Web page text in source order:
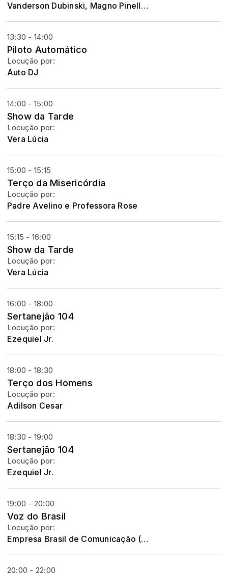
Vanderson Dubinski, Magno Pinelli e Adriele de Oliveira
13:30 - 14:00
Piloto Automático
Locução por:
Auto DJ
14:00 - 15:00
Show da Tarde
Locução por:
Vera Lúcia
15:00 - 15:15
Terço da Misericórdia
Locução por:
Padre Avelino e Professora Rose
15:15 - 16:00
Show da Tarde
Locução por:
Vera Lúcia
16:00 - 18:00
Sertanejão 104
Locução por:
Ezequiel Jr.
18:00 - 18:30
Terço dos Homens
Locução por:
Adilson Cesar
18:30 - 19:00
Sertanejão 104
Locução por:
Ezequiel Jr.
19:00 - 20:00
Voz do Brasil
Locução por:
Empresa Brasil de Comunicação (EBC)
20:00 - 22:00